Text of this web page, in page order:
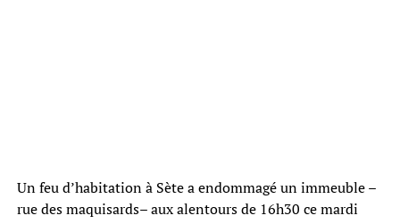
Un feu d’habitation à Sète a endommagé un immeuble –
rue des maquisards– aux alentours de 16h30 ce mardi